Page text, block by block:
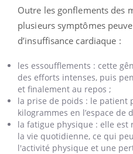
Outre les gonflements des
plusieurs symptômes
d’insuffisance cardiaque :
les essoufflements : cette
des efforts intenses, puis
et finalement au repos ;
la prise de poids : le patient
kilogrammes en l’espace de
la fatigue physique : elle est
la vie quotidienne, ce qui
l'activité physique et une